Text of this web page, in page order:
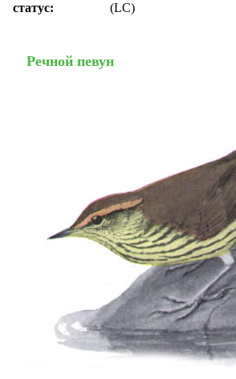
статус:
(LC)
Речной певун